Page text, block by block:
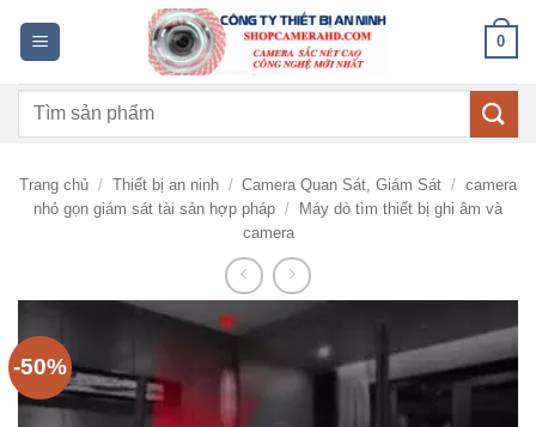
dung
0
Tìm
Trang chủ / Thiết bị an ninh / Camera Quan Sát, Giám Sát / camera
nhỏ gọn giám sát tài sản hợp pháp /
Máy dò tìm thiết bị ghi âm và
camera
-50%